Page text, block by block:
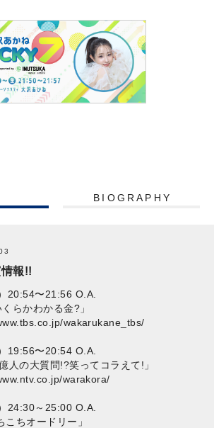
BIOGRAPHY
報!!
20:54〜21:56 O.A.
らかわかる金?」
wakarukane_tbs/
19:56〜20:54 O.A.
人の大質問!?笑ってコラえて!」
warakora/
24:30～25:00 O.A.
こちオードリー」